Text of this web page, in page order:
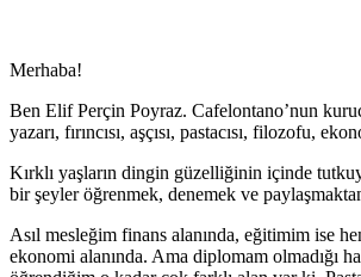
Merhaba!
Ben Elif Perçin Poyraz. Cafelontano’nun
yazarı, fırıncısı, aşçısı, pastacısı, filozofu,
Kırklı yaşların dingin güzelliğinin içinde
bir şeyler öğrenmek, denemek ve
Asıl mesleğim finans alanında, eğitimim ise
ekonomi alanında. Ama diplomam olmadığı